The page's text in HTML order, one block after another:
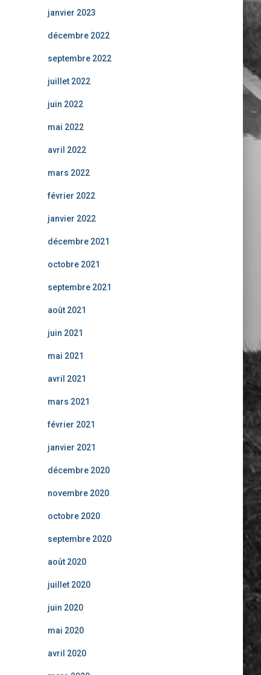
janvier 2023
décembre 2022
septembre 2022
juillet 2022
juin 2022
mai 2022
avril 2022
mars 2022
février 2022
janvier 2022
décembre 2021
octobre 2021
septembre 2021
août 2021
juin 2021
mai 2021
avril 2021
mars 2021
février 2021
janvier 2021
décembre 2020
novembre 2020
octobre 2020
septembre 2020
août 2020
juillet 2020
juin 2020
mai 2020
avril 2020